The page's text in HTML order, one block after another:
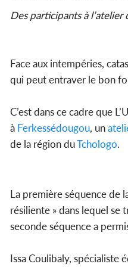
Des participants à
Face aux intempéries,
qui peut entraver le bon
C’est dans ce cadre que
à Ferkessédougou, un
de la région duTchologo.
La première séquence de
résiliente » dans lequel se
seconde séquence a
Issa Coulibaly, spécialiste